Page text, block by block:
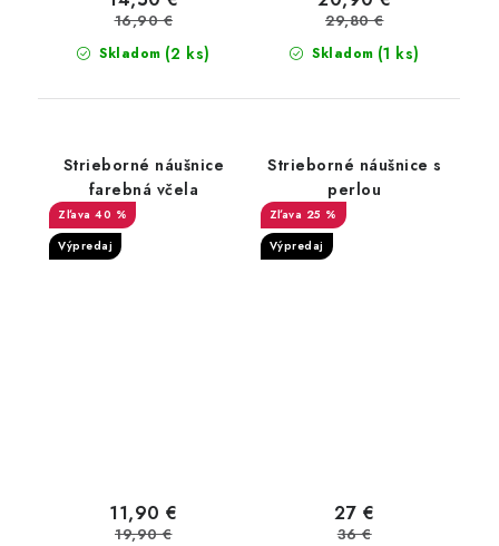
Skladom (2 ks)
16,90 €
Skladom (1 ks)
29,80 €
Strieborné náušnice
farebná včela
40 %
Výpredaj
11,90 €
19,90 €
Strieborné náušnice s
perlou
25 %
Výpredaj
27 €
36 €